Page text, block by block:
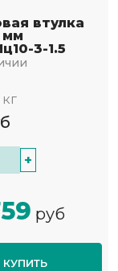
втулка
мм
3-1.5
+
руб
КУПИТЬ